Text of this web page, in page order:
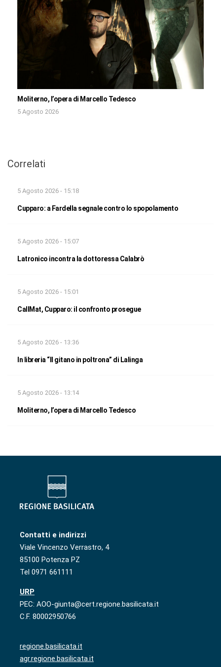
Moliterno, l’opera di Marcello Tedesco
5 Agosto 2026
Correlati
5 Agosto 2026 - 15:18
Cupparo: a Fardella segnale contro lo spopolamento
5 Agosto 2026 - 15:07
Latronico incontra la dottoressa Calabrò
5 Agosto 2026 - 15:01
CallMat, Cupparo: il confronto prosegue
5 Agosto 2026 - 13:36
In libreria “Il gitano in poltrona” di Lalinga
5 Agosto 2026 - 13:14
Moliterno, l’opera di Marcello Tedesco
Contatti e indirizzi
Viale Vincenzo Verrastro, 4
85100 Potenza PZ
Tel 0971 661111
URP
PEC: AOO-giunta@cert.regione.basilicata.it
C.F. 80002950766
regione.basilicata.it
agr.regione.basilicata.it